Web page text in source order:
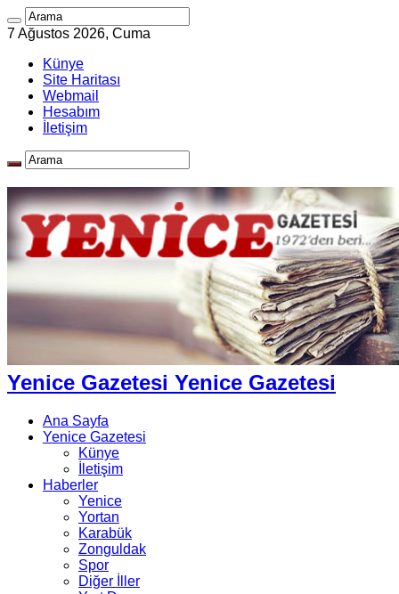
7 Ağustos 2026, Cuma
Künye
Site Haritası
Webmail
Hesabım
İletişim
Yenice Gazetesi Yenice Gazetesi
Ana Sayfa
Yenice Gazetesi
Künye
İletişim
Haberler
Yenice
Yortan
Karabük
Zonguldak
Spor
Diğer İller